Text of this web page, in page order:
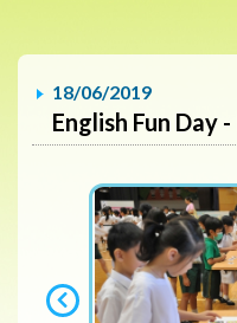
18/06/2019
English Fun Day